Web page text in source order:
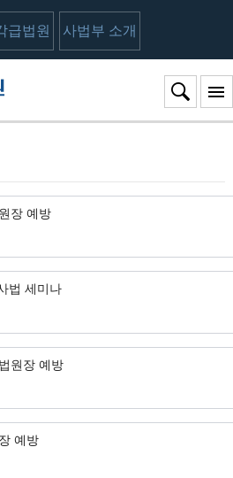
급법원 사법부 소개
장 예방
법 세미나
원장 예방
예방